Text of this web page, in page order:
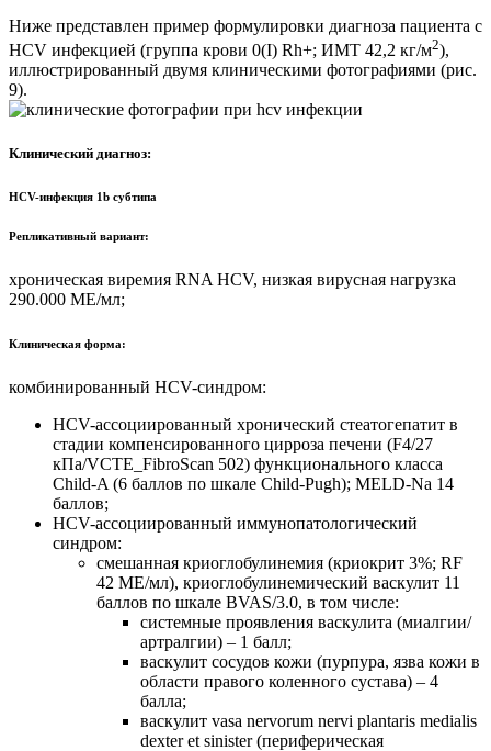
Ниже представлен пример формулировки диагноза пациента с
HCV инфекцией (группа крови 0(I) Rh+; ИМТ 42,2 кг/м2),
иллюстрированный двумя клиническими фотографиями (рис.
9).
Клинический диагноз:
HCV-инфекция 1b субтипа
Репликативный вариант:
хроническая виремия RNA HCV, низкая вирусная нагрузка
290.000 МЕ/мл;
Клиническая форма:
комбинированный HCV-синдром:
HCV-ассоциированный хронический стеатогепатит в
стадии компенсированного цирроза печени (F4/27
кПа/VCTE_FibroScan 502) функционального класса
Child-A (6 баллов по шкале Child-Pugh); MELD-Na 14
баллов;
HCV-ассоциированный иммунопатологический
синдром:
смешанная криоглобулинемия (криокрит 3%; RF
42 МЕ/мл), криоглобулинемический васкулит 11
баллов по шкале BVAS/3.0, в том числе:
системные проявления васкулита (миалгии/
артралгии) – 1 балл;
васкулит сосудов кожи (пурпура, язва кожи в
области правого коленного сустава) – 4
балла;
васкулит vasa nervorum nervi plantaris medialis
dexter et sinister (периферическая